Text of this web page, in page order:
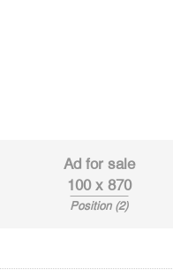
Ad for sale
100 x 870
Position (2)